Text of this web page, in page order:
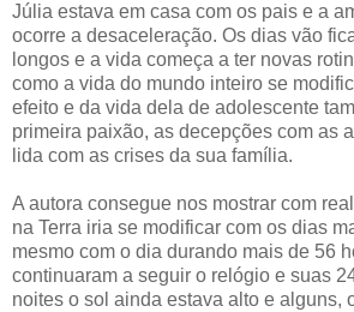
Júlia estava em casa com os pais e a
ocorre a desaceleração. Os dias vão
longos e a vida começa a ter novas
como a vida do mundo inteiro se
efeito e da vida dela de adolescente
primeira paixão, as decepções com as
lida com as crises da sua família.
A autora consegue nos mostrar com
na Terra iria se modificar com os dias
mesmo com o dia durando mais de 56
continuaram a seguir o relógio e suas
noites o sol ainda estava alto e alguns,